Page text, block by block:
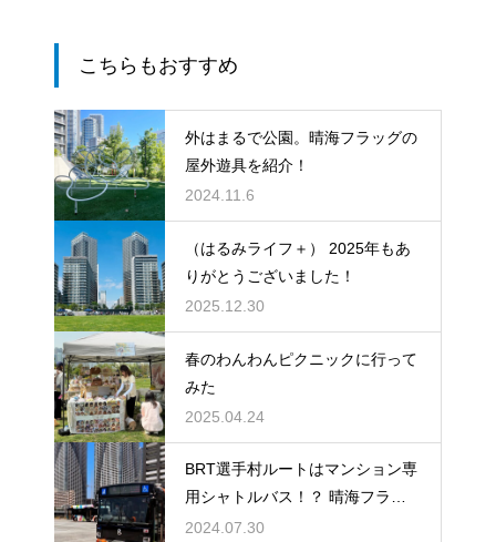
こちらもおすすめ
外はまるで公園。晴海フラッグの
屋外遊具を紹介！
2024.11.6
（はるみライフ＋） 2025年もあ
りがとうございました！
2025.12.30
春のわんわんピクニックに行って
みた
2025.04.24
BRT選手村ルートはマンション専
用シャトルバス！？ 晴海フラッ
グ、バス利用が快適すぎる件
2024.07.30